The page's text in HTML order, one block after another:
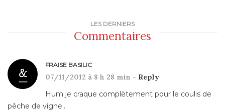
LES DERNIERS
Commentaires
FRAISE BASILIC
07/11/2012 à 8 h 28 min - Reply
Hum je craque complètement pour le coulis de
pêche de vigne…